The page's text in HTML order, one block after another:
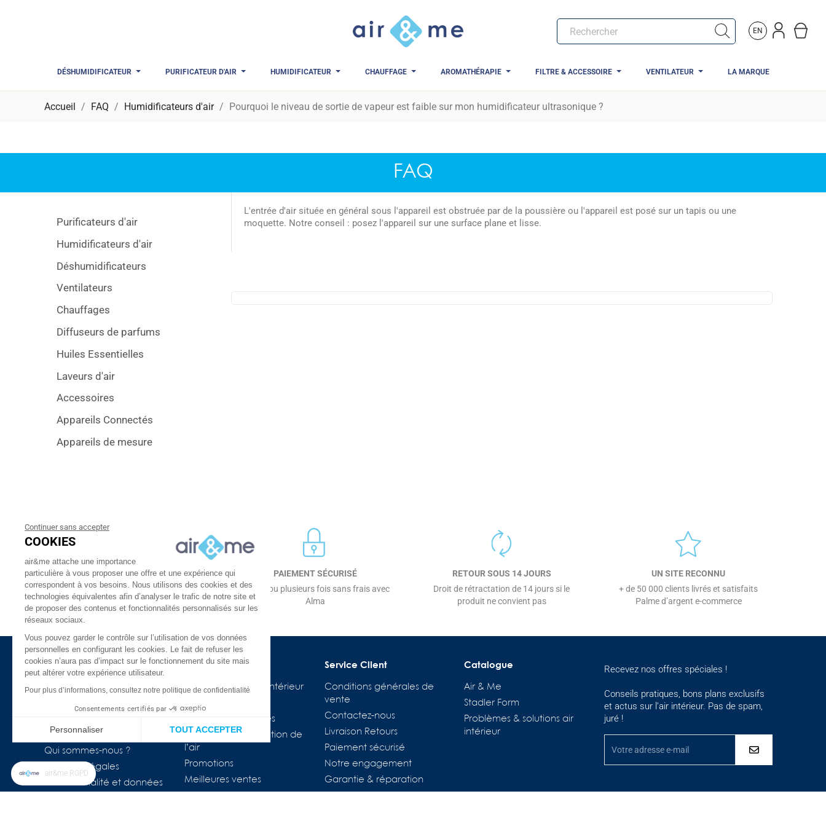
EN
DÉSHUMIDIFICATEUR PURIFICATEUR D'AIR HUMIDIFICATEUR CHAUFFAGE AROMATHÉRAPIE FILTRE & ACCESSOIRE VENTILATEUR LA MARQUE
Accueil FAQ Humidificateurs d'air Pourquoi le niveau de sortie de vapeur est faible sur mon humidificateur ultrasonique ?
FAQ
Purificateurs d'air
Humidificateurs d'air
Déshumidificateurs
Ventilateurs
Chauffages
Diffuseurs de parfums
Huiles Essentielles
Laveurs d'air
Accessoires
Appareils Connectés
Appareils de mesure
L'entrée d'air située en général sous l'appareil est obstruée par de la poussière ou l'appareil est posé sur un tapis ou une
moquette. Notre conseil : posez l'appareil sur une surface plane et lisse.
LIVRAISON GRATUITE
À partir de 30€
En 24 ou 48h chez vous
PAIEMENT SÉCURISÉ
En une ou plusieurs fois sans frais avec
Alma
RETOUR SOUS 14 JOURS
Droit de rétractation de 14 jours si le
produit ne convient pas
UN SITE RECONNU
+ de 50 000 clients livrés et satisfaits
Palme d’argent e-commerce
à propos d'air&me
La société
Avis Clients ★★★★★
Qui sommes-nous ?
Mentions légales
Confidentialité et données
Besoin d'aide ?
Nos guides de l'air intérieur
Lexique
Appareils connectés
COVID-19 & purification de
l’air
Promotions
Meilleures ventes
Service Client
Conditions générales de
vente
Contactez-nous
Livraison Retours
Paiement sécurisé
Notre engagement
Garantie & réparation
Catalogue
Air & Me
Stadler Form
Problèmes & solutions air
intérieur
Recevez nos offres spéciales !
Conseils pratiques, bons plans exclusifs
et actus sur l’air intérieur. Pas de spam,
juré !
Continuer sans accepter
COOKIES
air&me attache une importance
particulière à vous proposer une offre et une expérience qui
correspondent à vos besoins. Nous utilisons des cookies et des
technologies équivalentes afin d’analyser le trafic de notre site et
de proposer des contenus et fonctionnalités personnalisés sur les
réseaux sociaux.
Vous pouvez garder le contrôle sur l’utilisation de vos données
personnelles en configurant les cookies. Le fait de refuser les
cookies n’aura pas d’impact sur le fonctionnement du site mais
peut altérer votre expérience utilisateur.
Pour plus d’informations, consultez notre politique de confidentialité
Consentements certifiés par
Personnaliser TOUT ACCEPTER
Axeptio consent
Plateforme de Gestion du Consentement : Personnalisez vos Options
Notre plateforme vous permet d'adapter et de gérer vos paramètres de confidentialité, en garantissant la conformité avec les réglementations. Personnalisez vos préférences pour contrôler la
air&me RGPD